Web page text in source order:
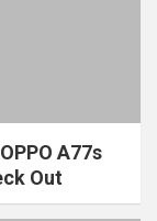
A77s
Out